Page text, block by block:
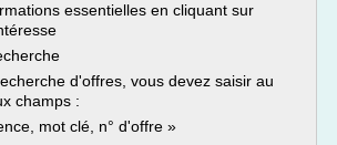
essentielles en cliquant sur
d'offres, vous devez saisir au
champs :
mot clé, n° d'offre »